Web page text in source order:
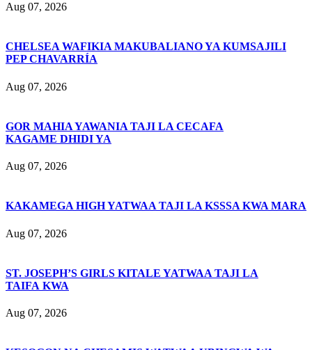
Aug 07, 2026
CHELSEA WAFIKIA MAKUBALIANO YA KUMSAJILI
PEP CHAVARRÍA
Aug 07, 2026
GOR MAHIA YAWANIA TAJI LA CECAFA
KAGAME DHIDI YA
Aug 07, 2026
KAKAMEGA HIGH YATWAA TAJI LA KSSSA KWA MARA
Aug 07, 2026
ST. JOSEPH’S GIRLS KITALE YATWAA TAJI LA
TAIFA KWA
Aug 07, 2026